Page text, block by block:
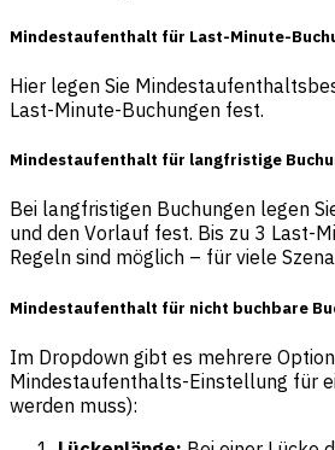
Mindestaufenthalt für Last-Minute-
Hier legen Sie
Last-Minute-Buchungen fest.
Mindestaufenthalt für langfristige
Bei langfristigen Buchungen legen
und den Vorlauf fest. Bis zu 3 Last-
Regeln sind möglich – für viele
Mindestaufenthalt für nicht buchbare
Im Dropdown gibt es mehrere
Mindestaufenthalts-Einstellung für
werden muss):